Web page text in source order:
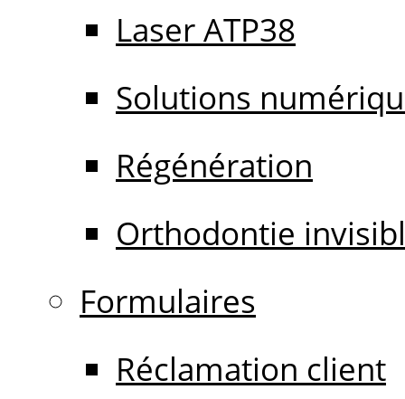
Laser ATP38
Solutions
Régénération
Orthodontie
Formulaires
Réclamation client